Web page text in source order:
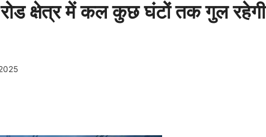
क्षेत्र में कल कुछ घंटों तक गुल रहेगी